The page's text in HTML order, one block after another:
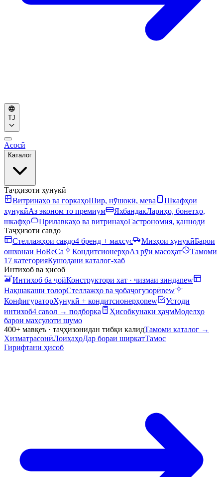
TJ
Асосӣ
Каталог
Таҷҳизоти хунукӣ
Витринаҳо ва горкаҳоШир, нӯшокӣ, мева
Шкафҳои
хунукӣАз эконом то премиум ЯхбандакЛариҳо, бонетҳо,
шкафҳо
Прилавкаҳо ва витринаҳоГастрономия, қаннодӣ
Таҷҳизоти савдо
Стеллажҳои савдо4 бренд + махсус Мизҳои хунукӣБарои
ошхонаи HoReCa
КондитсионерҳоАз рӯи масоҳат
Тамоми
17 категорияКушодани каталог-хаб
Интихоб ва ҳисоб
Интихоб ба ҷойКонструктори хат · чизмаи зиндаnew
Нақшакаши толорСтеллажҳо ва ҷобаҷогузорӣnew
КонфигураторХунукӣ + кондитсионерҳоnew
Устоди
интихоб4 савол → подборка Ҳисобкунаки ҳаҷмМоделҳо
барои маҳсулоти шумо
400+ мавқеъ · таҷҳизонидан тибқи калидТамоми каталог →
ХизматрасонӣЛоиҳаҳоДар бораи ширкатТамос
Гирифтани ҳисоб